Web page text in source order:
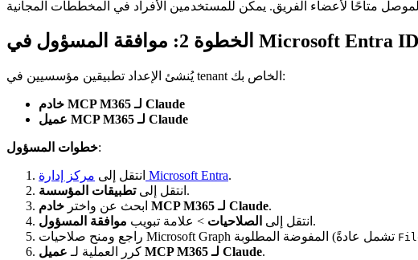
يُنشئ الإعداد تطبيقين مؤسسيين في tenant الخاص بك:
خادم MCP M365 لـ Claude
عميل MCP M365 لـ Claude
خطوات المسؤول:
انتقل إلى مركز إدارة Microsoft Entra.
انتقل إلىتطبيقات المؤسسة
.
ابحث عن واختر
خادم MCP M365 لـ Claude.
انتقل إلى الصلاحيات > علامة تبويب موافقة المسؤول
.
كرر العملية لـ
عميل MCP M365 لـ Claude.